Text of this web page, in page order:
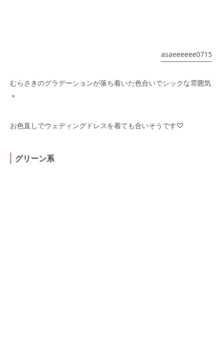
asaeeeeee0715
むらさきのグラデーションが落ち着いた色合いでシックな雰囲気
＊
お色直しでウェディングドレスを着ても合いそうです♡
グリーン系